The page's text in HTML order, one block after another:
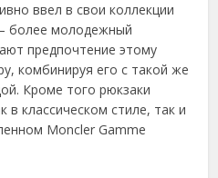
ввел в свои коллекции
более молодежный
предпочтение этому
комбинируя его с такой же
Кроме того рюкзаки
классическом стиле, так и
Мoncler Gamme